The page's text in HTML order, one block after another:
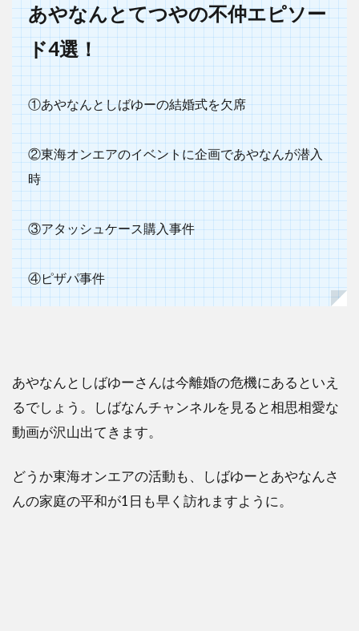
あやなんとてつやの不仲エピソー
ド4選！
①あやなんとしばゆーの結婚式を欠席
②東海オンエアのイベントに企画であやなんが潜入
時
③アタッシュケース購入事件
④ピザパ事件
あやなんとしばゆーさんは今離婚の危機にあるといえ
るでしょう。しばなんチャンネルを見ると相思相愛な
動画が沢山出てきます。
どうか東海オンエアの活動も、しばゆーとあやなんさ
んの家庭の平和が1日も早く訪れますように。